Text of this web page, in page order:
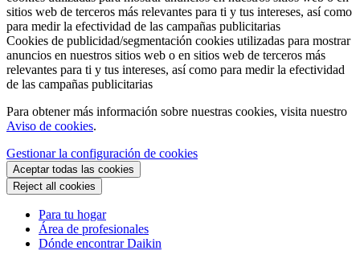
sitios web de terceros más relevantes para ti y tus intereses, así como
para medir la efectividad de las campañas publicitarias
Cookies de publicidad/segmentación cookies utilizadas para mostrar
anuncios en nuestros sitios web o en sitios web de terceros más
relevantes para ti y tus intereses, así como para medir la efectividad
de las campañas publicitarias
Para obtener más información sobre nuestras cookies, visita nuestro
Aviso de cookies.
Gestionar la configuración de cookies
Aceptar todas las cookies
Reject all cookies
Para tu hogar
Área de profesionales
Dónde encontrar Daikin